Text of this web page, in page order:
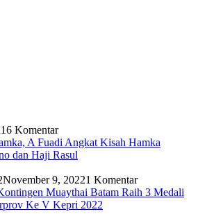
6 Komentar
A Fuadi Angkat Kisah Hamka
dan Haji Rasul
November 9, 20221 Komentar
Muaythai Batam Raih 3 Medali
Ke V Kepri 2022